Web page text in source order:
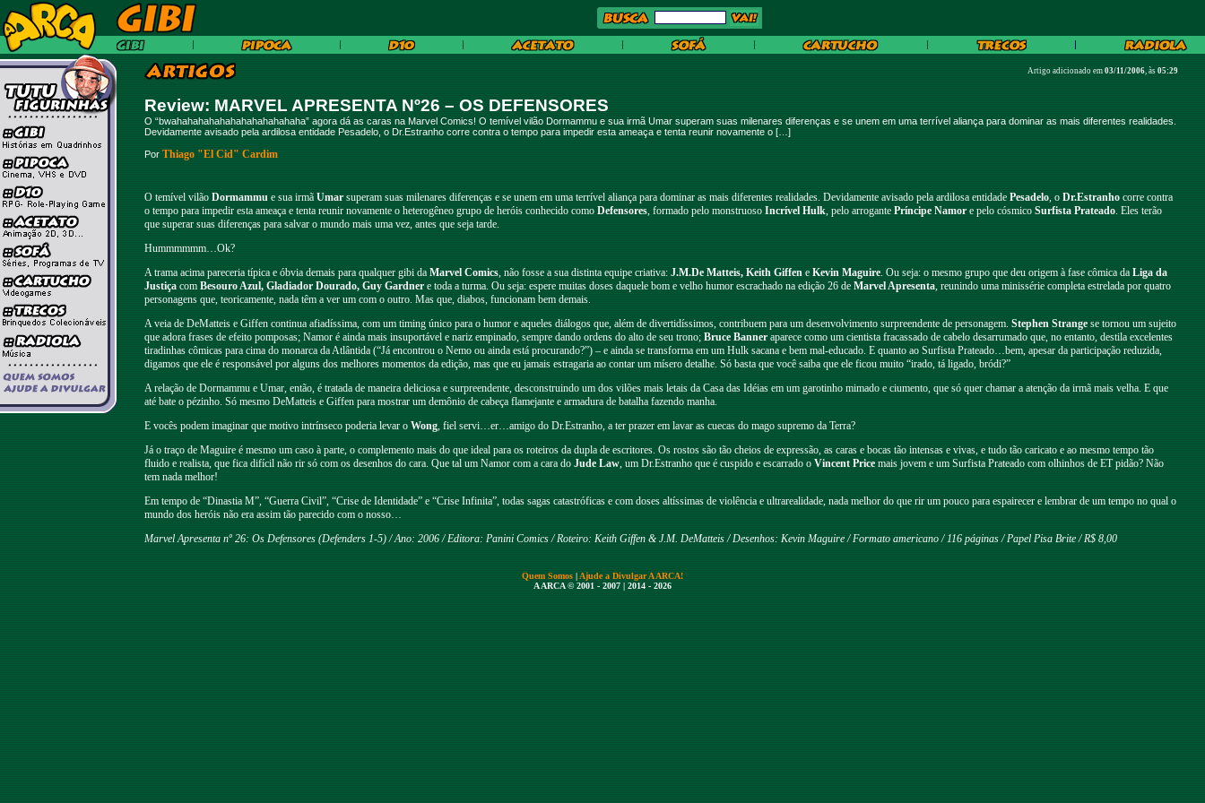
Artigo adicionado em 03/11/2006, às 05:29
Review: MARVEL APRESENTA Nº26 – OS DEFENSORES
O “bwahahahahahahahahahahahaha” agora dá as caras na Marvel Comics! O temível vilão Dormammu e sua irmã Umar superam suas milenares diferenças e se unem em uma terrível aliança para dominar as mais diferentes realidades.
Devidamente avisado pela ardilosa entidade Pesadelo, o Dr.Estranho corre contra o tempo para impedir esta ameaça e tenta reunir novamente o […]
Por Thiago "El Cid" Cardim
O temível vilão Dormammue sua irmã Umarsuperam suas milenares diferenças e se unem em uma terrível aliança para dominar as mais diferentes realidades. Devidamente avisado pela ardilosa entidade Pesadelo, o Dr.Estranhocorre contra
o tempo para impedir esta ameaça e tenta reunir novamente o heterogêneo grupo de heróis conhecido como Defensores, formado pelo monstruoso Incrível Hulk, pelo arrogante Príncipe Namore pelo cósmico Surfista Prateado. Eles terão
que superar suas diferenças para salvar o mundo mais uma vez, antes que seja tarde.
Hummmmmm…Ok?
A trama acima pareceria típica e óbvia demais para qualquer gibi da Marvel Comics, não fosse a sua distinta equipe criativa: J.M.De Matteis, Keith Giffene Kevin Maguire. Ou seja: o mesmo grupo que deu origem à fase cômica da Liga da
Justiçacom Besouro Azul, Gladiador Dourado, Guy Gardnere toda a turma. Ou seja: espere muitas doses daquele bom e velho humor escrachado na edição 26 de Marvel Apresenta, reunindo uma minissérie completa estrelada por quatro
personagens que, teoricamente, nada têm a ver um com o outro. Mas que, diabos, funcionam bem demais.
A veia de DeMatteis e Giffen continua afiadíssima, com um timing único para o humor e aqueles diálogos que, além de divertidíssimos, contribuem para um desenvolvimento surpreendente de personagem. Stephen Strangese tornou um sujeito
que adora frases de efeito pomposas; Namor é ainda mais insuportável e nariz empinado, sempre dando ordens do alto de seu trono; Bruce Banneraparece como um cientista fracassado de cabelo desarrumado que, no entanto, destila excelentes
tiradinhas cômicas para cima do monarca da Atlântida (“Já encontrou o Nemo ou ainda está procurando?”) – e ainda se transforma em um Hulk sacana e bem mal-educado. E quanto ao Surfista Prateado…bem, apesar da participação reduzida,
digamos que ele é responsável por alguns dos melhores momentos da edição, mas que eu jamais estragaria ao contar um mísero detalhe. Só basta que você saiba que ele ficou muito “irado, tá ligado, bródi?”
A relação de Dormammu e Umar, então, é tratada de maneira deliciosa e surpreendente, desconstruindo um dos vilões mais letais da Casa das Idéias em um garotinho mimado e ciumento, que só quer chamar a atenção da irmã mais velha. E que
até bate o pézinho. Só mesmo DeMatteis e Giffen para mostrar um demônio de cabeça flamejante e armadura de batalha fazendo manha.
E vocês podem imaginar que motivo intrínseco poderia levar o Wong, fiel servi…er…amigo do Dr.Estranho, a ter prazer em lavar as cuecas do mago supremo da Terra?
Já o traço de Maguire é mesmo um caso à parte, o complemento mais do que ideal para os roteiros da dupla de escritores. Os rostos são tão cheios de expressão, as caras e bocas tão intensas e vivas, e tudo tão caricato e ao mesmo tempo tão
fluido e realista, que fica difícil não rir só com os desenhos do cara. Que tal um Namor com a cara do Jude Law, um Dr.Estranho que é cuspido e escarrado o Vincent Pricemais jovem e um Surfista Prateado com olhinhos de ET pidão? Não
tem nada melhor!
Em tempo de “Dinastia M”, “Guerra Civil”, “Crise de Identidade” e “Crise Infinita”, todas sagas catastróficas e com doses altíssimas de violência e ultrarealidade, nada melhor do que rir um pouco para espairecer e lembrar de um tempo no qual o
mundo dos heróis não era assim tão parecido com o nosso…
Marvel Apresenta nº 26: Os Defensores (Defenders 1-5) / Ano: 2006 / Editora: Panini Comics / Roteiro: Keith Giffen & J.M. DeMatteis / Desenhos: Kevin Maguire / Formato americano / 116 páginas / Papel Pisa Brite / R$ 8,00
Quem Somos | Ajude a Divulgar A ARCA!
A ARCA © 2001 - 2007 | 2014 - 2026